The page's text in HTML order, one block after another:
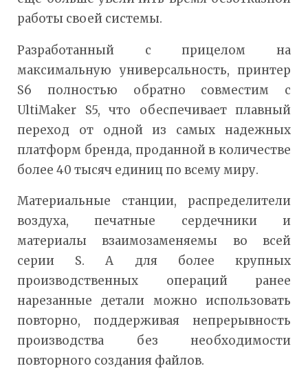
работы своей системы.
Разработанный с прицелом на
максимальную универсальность, принтер
S6 полностью обратно совместим с
UltiMaker S5, что обеспечивает плавный
переход от одной из самых надежных
платформ бренда, проданной в количестве
более 40 тысяч единиц по всему миру.
Материальные станции, распределители
воздуха, печатные сердечники и
материалы взаимозаменяемы во всей
серии S. А для более крупных
производственных операций ранее
нарезанные детали можно использовать
повторно, поддерживая непрерывность
производства без необходимости
повторного создания файлов.